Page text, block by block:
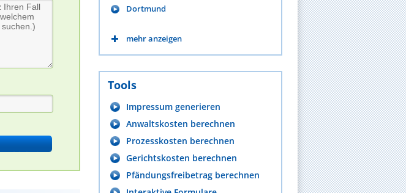
Dortmund
mehr anzeigen
Tools
Impressum generieren
Anwaltskosten berechnen
Prozesskosten berechnen
Gerichtskosten berechnen
Pfändungsfreibetrag berechnen